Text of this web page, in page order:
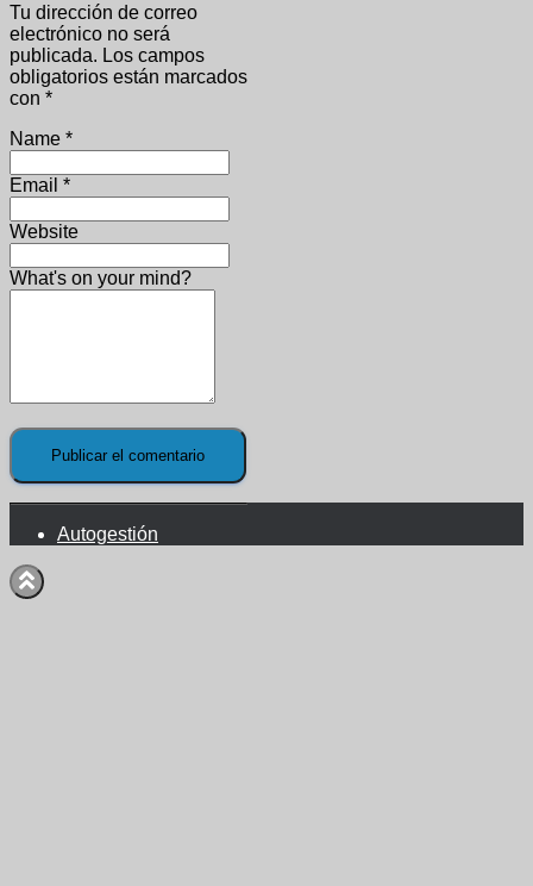
Tu dirección de correo
electrónico no será
publicada. Los campos
obligatorios están marcados
con *
Name *
Email *
Website
What's on your mind?
Autogestión